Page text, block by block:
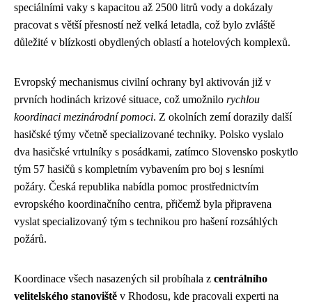
speciálními vaky s kapacitou až 2500 litrů vody a dokázaly
pracovat s větší přesností než velká letadla, což bylo zvláště
důležité v blízkosti obydlených oblastí a hotelových komplexů.
Evropský mechanismus civilní ochrany byl aktivován již v
prvních hodinách krizové situace, což umožnilo rychlou
koordinaci mezinárodní pomoci. Z okolních zemí dorazily další
hasičské týmy včetně specializované techniky. Polsko vyslalo
dva hasičské vrtulníky s posádkami, zatímco Slovensko poskytlo
tým 57 hasičů s kompletním vybavením pro boj s lesními
požáry. Česká republika nabídla pomoc prostřednictvím
evropského koordinačního centra, přičemž byla připravena
vyslat specializovaný tým s technikou pro hašení rozsáhlých
požárů.
Koordinace všech nasazených sil probíhala z centrálního
velitelského stanoviště v Rhodosu, kde pracovali experti na